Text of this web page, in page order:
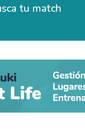
tu match